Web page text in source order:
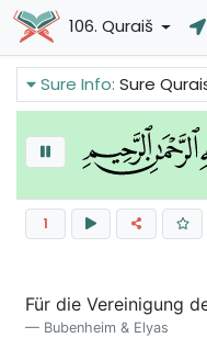
106. Quraiš
Sure Info:Sure Quraish vom Edlen Koran erinnerte das Volk von Mekka daran, dass es
1
Für die Vereinigung
Bubenheim & Elyas